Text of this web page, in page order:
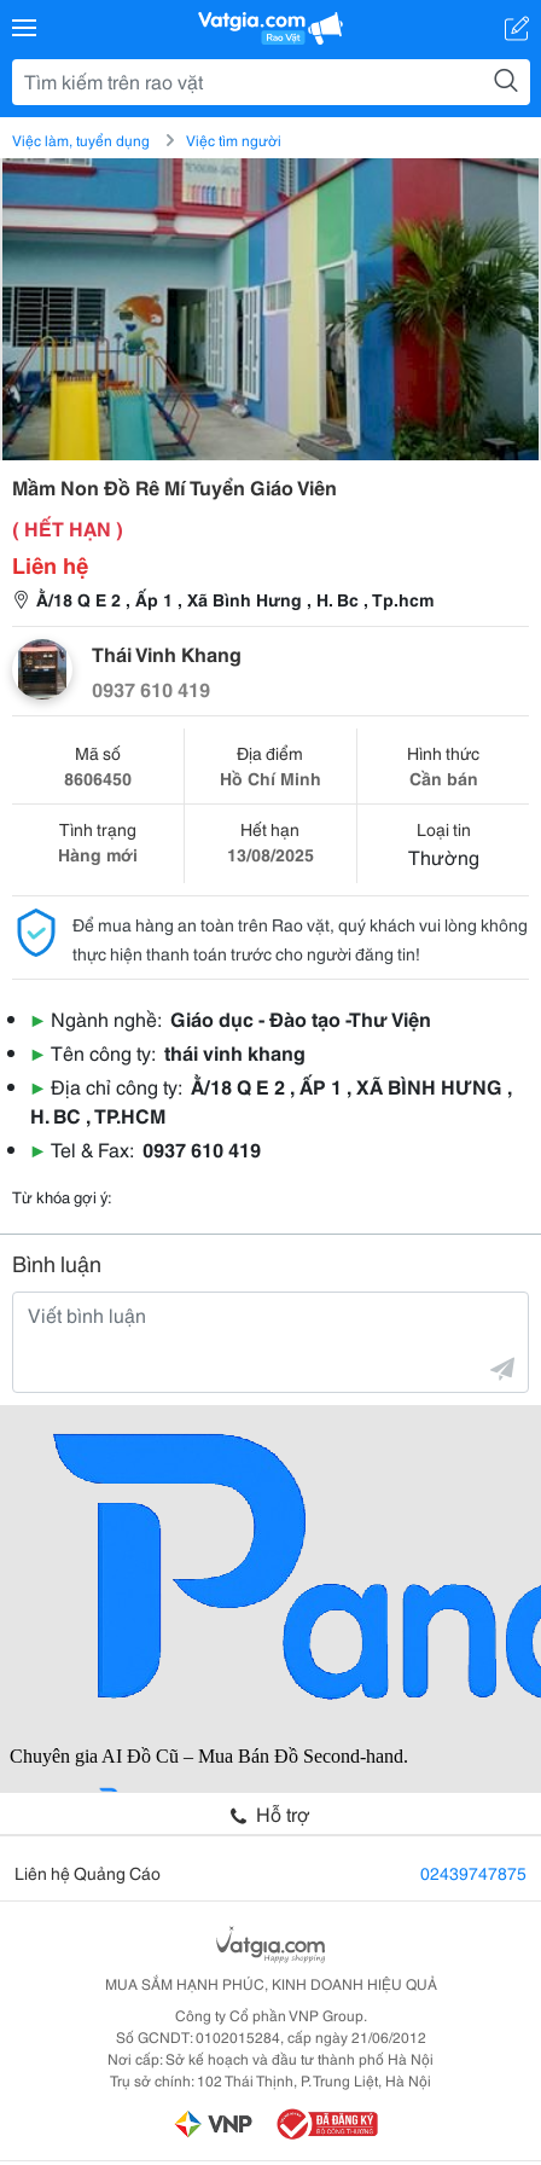
Việc làm, tuyển dụng Việc tìm người
Mầm Non Đồ Rê Mí Tuyển Giáo Viên
( HẾT HẠN )
Liên hệ
Ằ/18 Q E 2 , Ấp 1 , Xã Bình Hưng , H. Bc , Tp.hcm
Thái Vinh Khang
0937 610 419
Mã số
8606450
Địa điểm
Hồ Chí Minh
Hình thức
Cần bán
Tình trạng
Hàng mới
Hết hạn
13/08/2025
Loại tin
Thường
Để mua hàng an toàn trên Rao vặt, quý khách vui lòng không
thực hiện thanh toán trước cho người đăng tin!
▶ Ngành nghề: Giáo dục - Đào tạo -Thư Viện
▶ Tên công ty: thái vinh khang
▶ Địa chỉ công ty: Ằ/18 Q E 2 , ẤP 1 , XÃ BÌNH HƯNG ,
H. BC , TP.HCM
▶ Tel & Fax: 0937 610 419
Từ khóa gợi ý:
Bình luận
Hỗ trợ
Liên hệ Quảng Cáo 02439747875
MUA SẮM HẠNH PHÚC, KINH DOANH HIỆU QUẢ
Công ty Cổ phần VNP Group.
Số GCNDT: 0102015284, cấp ngày 21/06/2012
Nơi cấp: Sở kế hoạch và đầu tư thành phố Hà Nội
Trụ sở chính: 102 Thái Thịnh, P. Trung Liệt, Hà Nội